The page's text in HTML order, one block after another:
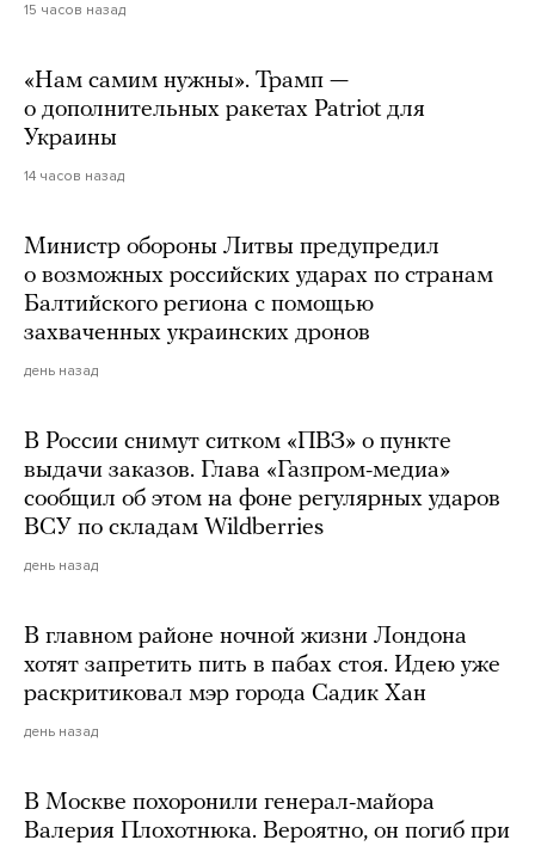
15 часов назад
«Нам самим нужны». Трамп —
о дополнительных ракетах Patriot для
Украины
14 часов назад
Министр обороны Литвы предупредил
о возможных российских ударах по странам
Балтийского региона с помощью
захваченных украинских дронов
день назад
В России снимут ситком «ПВЗ» о пункте
выдачи заказов. Глава «Газпром-медиа»
сообщил об этом на фоне регулярных ударов
ВСУ по складам Wildberries
день назад
В главном районе ночной жизни Лондона
хотят запретить пить в пабах стоя. Идею уже
раскритиковал мэр города Садик Хан
день назад
В Москве похоронили генерал-майора
Валерия Плохотнюка. Вероятно, он погиб при